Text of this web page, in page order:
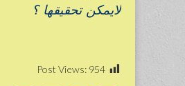
لايمكن تحقيقها ؟
Post Views: 954